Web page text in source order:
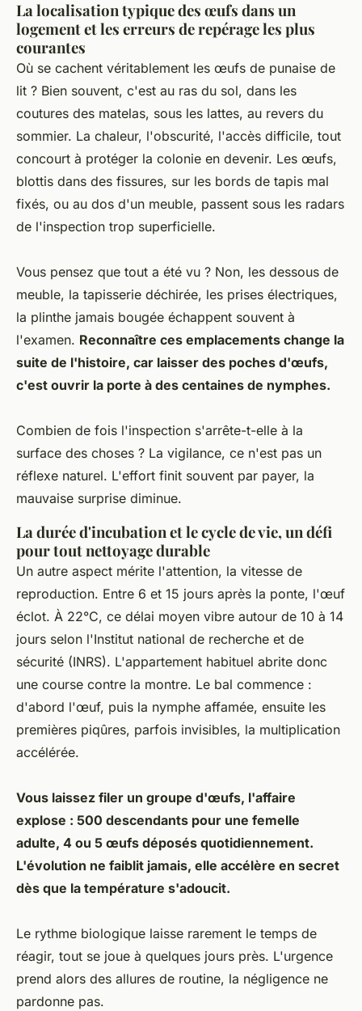
La localisation typique des œufs dans un
logement et les erreurs de repérage les plus
courantes
Où se cachent véritablement les œufs de punaise de
lit ? Bien souvent, c'est au ras du sol, dans les
coutures des matelas, sous les lattes, au revers du
sommier. La chaleur, l'obscurité, l'accès difficile, tout
concourt à protéger la colonie en devenir. Les œufs,
blottis dans des fissures, sur les bords de tapis mal
fixés, ou au dos d'un meuble, passent sous les radars
de l'inspection trop superficielle.
Vous pensez que tout a été vu ? Non, les dessous de
meuble, la tapisserie déchirée, les prises électriques,
la plinthe jamais bougée échappent souvent à
l'examen. Reconnaître ces emplacements change la
suite de l'histoire, car laisser des poches d'œufs,
c'est ouvrir la porte à des centaines de nymphes.
Combien de fois l'inspection s'arrête-t-elle à la
surface des choses ? La vigilance, ce n'est pas un
réflexe naturel. L'effort finit souvent par payer, la
mauvaise surprise diminue.
La durée d'incubation et le cycle de vie, un défi
pour tout nettoyage durable
Un autre aspect mérite l'attention, la vitesse de
reproduction. Entre 6 et 15 jours après la ponte, l'œuf
éclot. À 22°C, ce délai moyen vibre autour de 10 à 14
jours selon l'Institut national de recherche et de
sécurité (INRS). L'appartement habituel abrite donc
une course contre la montre. Le bal commence :
d'abord l'œuf, puis la nymphe affamée, ensuite les
premières piqûres, parfois invisibles, la multiplication
accélérée.
Vous laissez filer un groupe d'œufs, l'affaire
explose : 500 descendants pour une femelle
adulte, 4 ou 5 œufs déposés quotidiennement.
L'évolution ne faiblit jamais, elle accélère en secret
dès que la température s'adoucit.
Le rythme biologique laisse rarement le temps de
réagir, tout se joue à quelques jours près. L'urgence
prend alors des allures de routine, la négligence ne
pardonne pas.